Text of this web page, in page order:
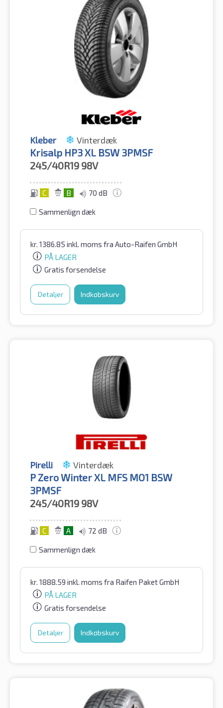
Kleber Vinterdæk
Krisalp HP3 XL BSW 3PMSF
245/40R19 98V
C B 70 dB
Sammenlign dæk
kr. 1386.85 inkl. moms fra Auto-Raifen GmbH
PÅ LAGER
Gratis forsendelse
Detaljer Indkøbskurv
Pirelli Vinterdæk
P Zero Winter XL MFS MO1 BSW
3PMSF
245/40R19 98V
C A 72 dB
Sammenlign dæk
kr. 1888.59 inkl. moms fra Raifen Paket GmbH
PÅ LAGER
Gratis forsendelse
Detaljer Indkøbskurv